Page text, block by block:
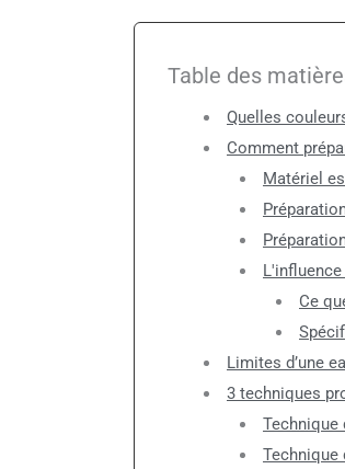
Table des
Quelles
Comment
Matériel
Ce
Limites d’une
3 techniques
Technique
Technique